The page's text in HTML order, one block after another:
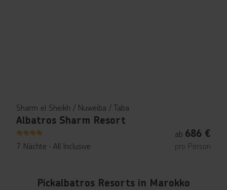
Sharm el Sheikh / Nuweiba / Taba
Albatros Sharm Resort
4
7 Nächte ∙ All Inclusive
ab 686 €
pro Person
Pickalbatros Resorts in Marokko